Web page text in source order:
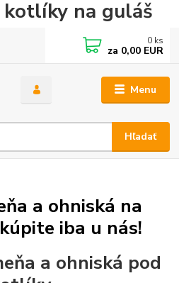
kotlíky na guláš
Menu
Hľadať
0 ks
za 0,00 EUR
a ohniská na
iba u nás!
a ohniská pod